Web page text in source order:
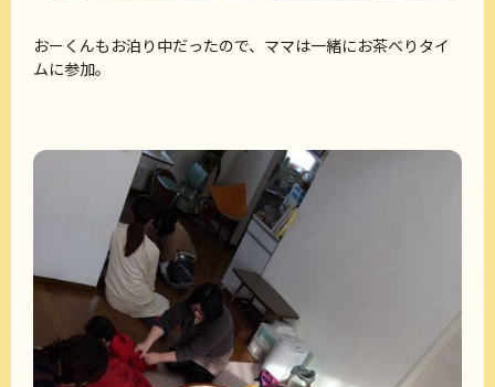
おーくんもお泊り中だったので、ママは一緒にお茶べりタイ
ムに参加。